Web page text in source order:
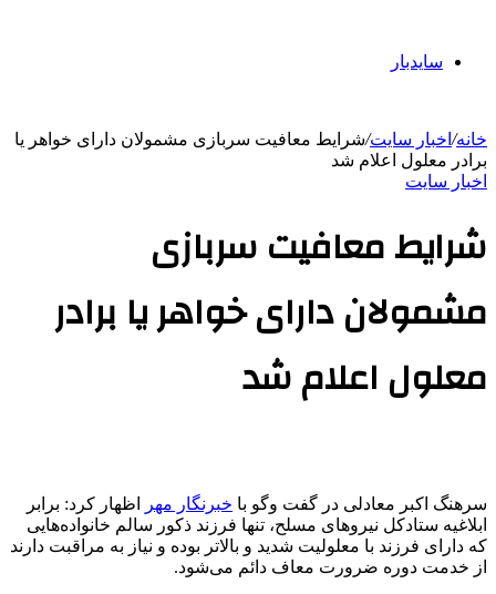
سایدبار
خانه/ اخبار سایت/شرایط معافیت سربازی مشمولان دارای خواهر یا
برادر معلول اعلام شد
اخبار سایت
شرایط معافیت سربازی
مشمولان دارای خواهر یا برادر
معلول اعلام شد
سرهنگ اکبر معادلی در گفت وگو با خبرنگار مهر
اظهار کرد: برابر
ابلاغیه ستادکل نیروهای مسلح، تنها فرزند ذکور سالم خانواده‌هایی
که دارای فرزند با معلولیت شدید و بالاتر بوده و نیاز به مراقبت دارند
از خدمت دوره ضرورت معاف دائم می‌شود.